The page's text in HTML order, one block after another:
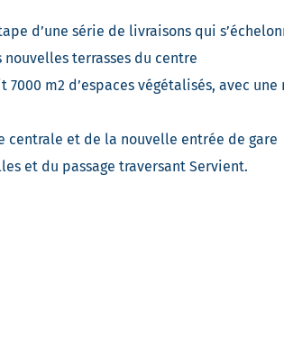
d’une série de livraisons qui
terrasses du centre
m2 d’espaces végétalisés, avec
centrale et de la nouvelle entrée de gare
et du passage traversant Servient.